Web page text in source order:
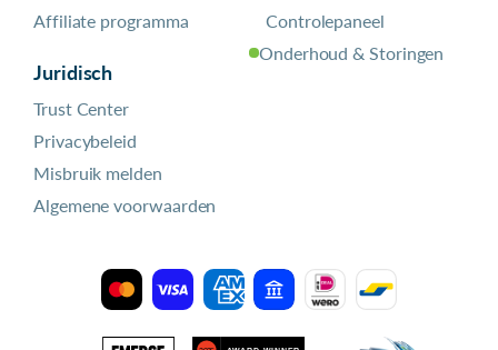
Affiliate programma
Juridisch
Trust Center
Privacybeleid
Misbruik melden
Algemene voorwaarden
Controlepaneel
Onderhoud & Storingen